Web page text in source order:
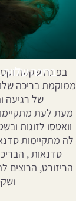
בריכה
בפינה שקטה
ממוקמת בריכה
של רגיעה
מעת לעת
וואטסו לזוגות
לה מתקיימות
סדנאות ,
הריזורט, הרוצים